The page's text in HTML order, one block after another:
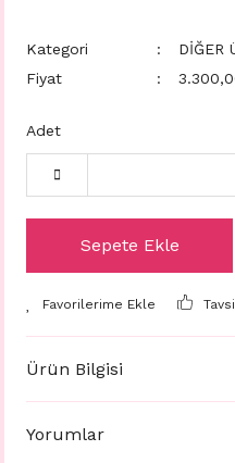
Kategori
DİĞER
Fiyat
Adet
Sepete Ekle
Ürün Bilgisi
Yorumlar